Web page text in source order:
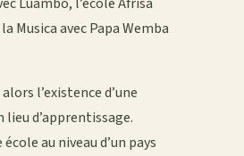
Musica avec Papa Wemba
l’existence d’une
d’apprentissage.
au niveau d’un pays